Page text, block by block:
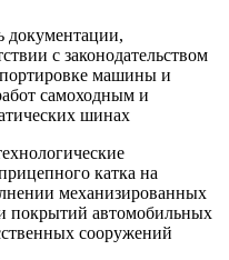
документации,
с законодательством
машины и
самоходным и
шинах
катка на
механизированных
покрытий автомобильных
сооружений